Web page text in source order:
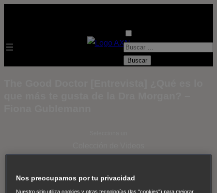
B
adoptivos Operación: Huracán
Nos preocupamos por tu privacidad
Nuestro sitio utiliza cookies y otras tecnologías (las "cookies") para mejorar